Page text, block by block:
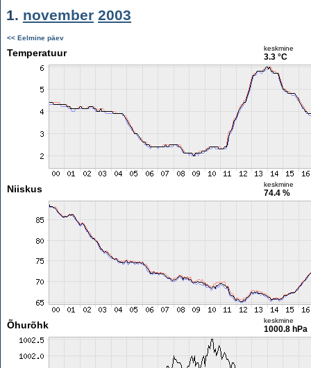
1. november 2003
<< Eelmine päev
Temperatuur keskmine
3.3 °C
Niiskus keskmine
74.4 %
Õhurõhk keskmine
1000.8 hPa